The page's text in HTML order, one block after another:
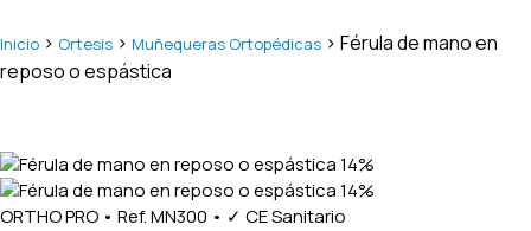
Inicio > Ortesis > Muñequeras Ortopédicas > Férula de mano en
reposo o espástica
14%
14%
ORTHO PRO • Ref. MN300 • ✓ CE Sanitario